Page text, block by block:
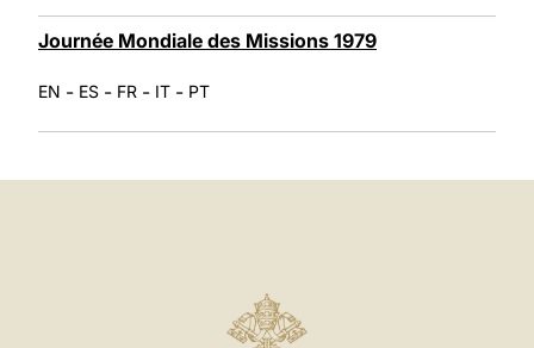
Journée Mondiale des Missions 1979
EN - ES - FR - IT - PT